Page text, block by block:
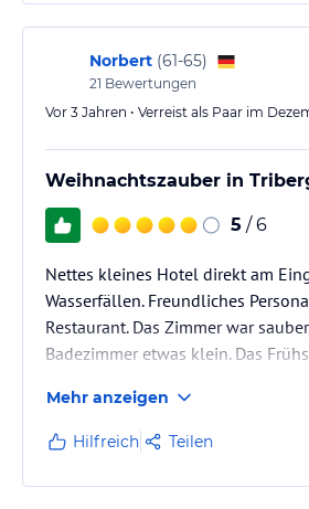
Norbert (61-65)
21 Bewertungen
Vor 3 Jahren • Verreist als Paar im
Weihnachtszauber in
5 / 6
Nettes kleines Hotel direkt am
Wasserfällen. Freundliches
Restaurant. Das Zimmer war
Badezimmer etwas klein. Das
sehr gefallen. Was uns gefehlt hat
im Zimmer. Aber wir haben uns
Mehr anzeigen
Hilfreich Teilen